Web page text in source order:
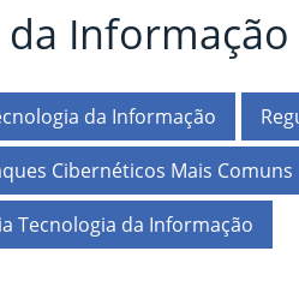
Informação
da Informação
Cibernéticos Mais Comuns
Tecnologia da Informação